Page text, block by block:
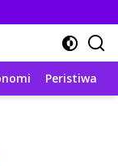
Peristiwa